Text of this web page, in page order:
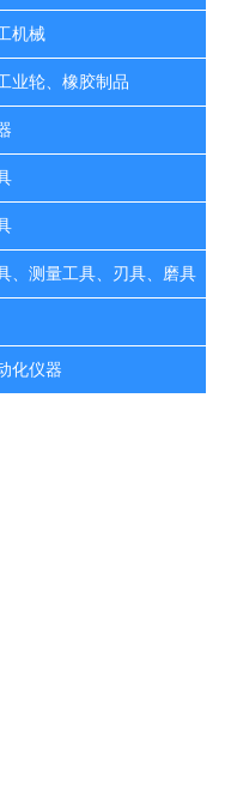
机械
业轮、橡胶制品
、测量工具、刃具、磨具
化仪器